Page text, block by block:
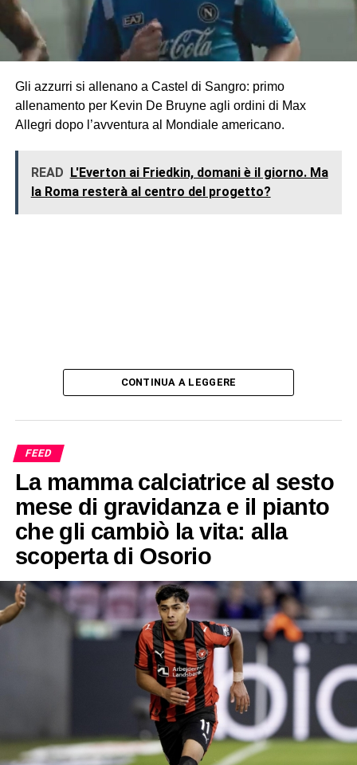
Gli azzurri si allenano a Castel di Sangro: primo
allenamento per Kevin De Bruyne agli ordini di Max
Allegri dopo l’avventura al Mondiale americano.
READ L'Everton ai Friedkin, domani è il giorno. Ma
la Roma resterà al centro del progetto?
CONTINUA A LEGGERE
FEED
La mamma calciatrice al sesto
mese di gravidanza e il pianto
che gli cambiò la vita: alla
scoperta di Osorio